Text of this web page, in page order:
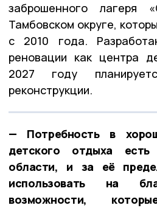
заброшенного лагеря
Тамбовском округе,
с 2010 года.
реновации как центра
2027 году
реконструкции.
— Потребность в
детского отдыха
области, и за её
использовать на
возможности,